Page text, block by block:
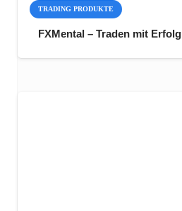
TRADING PRODUKTE
FXMental – Traden mit Erfolg